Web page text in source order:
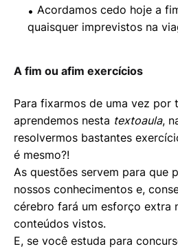
Acordamos cedo hoje a
quaisquer imprevistos na
A fim ou afim exercícios
Para fixarmos de uma vez por
aprendemos nesta textoaula,
resolvermos bastantes
é mesmo?!
As questões servem para que
nossos conhecimentos e,
cérebro fará um esforço extra
conteúdos vistos.
E, se você estuda para